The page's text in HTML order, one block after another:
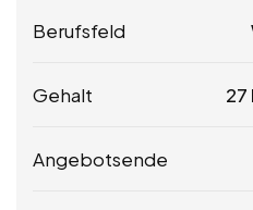
Berufsfeld
Gehalt 27
Angebotsende